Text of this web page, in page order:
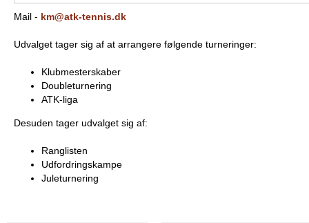
Mail - km@atk-tennis.dk
Udvalget tager sig af at arrangere følgende turneringer:
Klubmesterskaber
Doubleturnering
ATK-liga
Desuden tager udvalget sig af:
Ranglisten
Udfordringskampe
Juleturnering